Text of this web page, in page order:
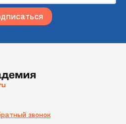
см
Maker
звонок